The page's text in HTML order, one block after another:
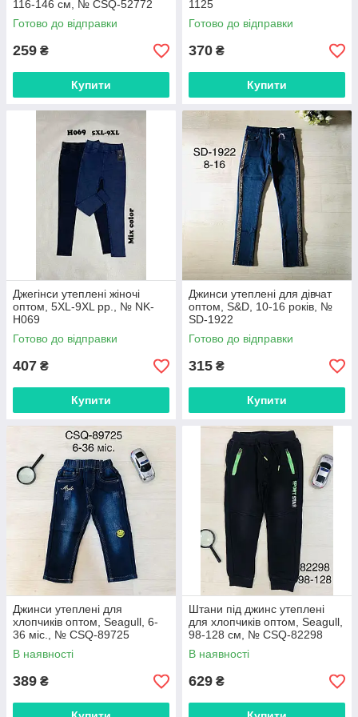
116-146 см, № CSQ-52772
Готово до відправки
259 ₴
Купити
1125
Готово до відправки
370 ₴
Купити
Джегінси утеплені жіночі
оптом, 5XL-9XL pp., № NK-
H069
Готово до відправки
407 ₴
Купити
Джинси утеплені для дівчат
оптом, S&D, 10-16 років, №
SD-1922
Готово до відправки
315 ₴
Купити
Джинси утеплені для
хлопчиків оптом, Seagull, 6-
36 міс., № CSQ-89725
В наявності
389 ₴
Штани під джинс утеплені
для хлопчиків оптом, Seagull,
98-128 см, № CSQ-82298
В наявності
629 ₴